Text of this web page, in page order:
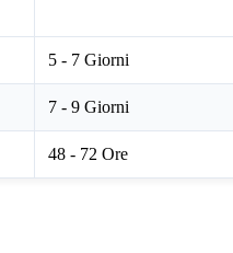
5 - 7 Giorni
7 - 9 Giorni
48 - 72 Ore